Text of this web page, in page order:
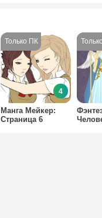
Манга Мейкер:
Страница 6
4